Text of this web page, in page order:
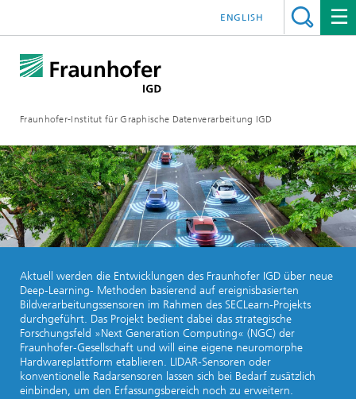
Fraunhofer-Institut für Graphische Datenverarbeitung IGD
ENGLISH
Aktuell werden die Entwicklungen des Fraunhofer IGD über neue
Deep-Learning- Methoden basierend auf ereignisbasierten
Bildverarbeitungssensoren im Rahmen des SECLearn-Projekts
durchgeführt. Das Projekt bedient dabei das strategische
Forschungsfeld »Next Generation Computing« (NGC) der
Fraunhofer-Gesellschaft und will eine eigene neuromorphe
Hardwareplattform etablieren. LIDAR-Sensoren oder
konventionelle Radarsensoren lassen sich bei Bedarf zusätzlich
einbinden, um den Erfassungsbereich noch zu erweitern.